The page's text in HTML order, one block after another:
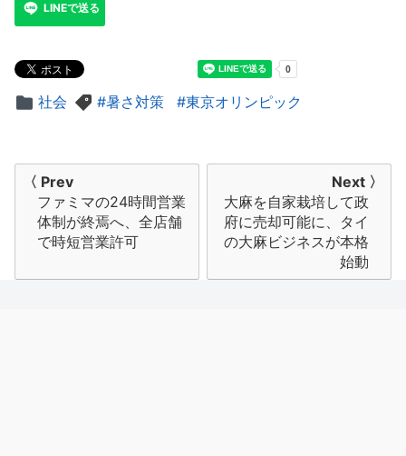
LINEで送る
社会 暑さ対策 東京オリンピック
ビ
〈 Prev
ファミマの24時間営業
体制が終焉へ、全店舗
で時短営業許可
Next 〉
大麻を自家栽培して政
府に売却可能に、タイ
の大麻ビジネスが本格
始動